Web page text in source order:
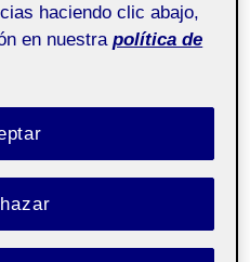
hechas, en orgullo
compartida. Cuando una
y comienza a
Navidad» (Airtel),
de Sanidad), «
de tu Casa» (IKEA) o «Mi
haciendo clic abajo,
en nuestra política de